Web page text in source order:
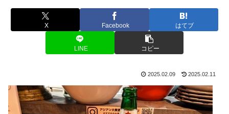
X Facebook はてブ
LINE コピー
2025.02.09 2025.02.11